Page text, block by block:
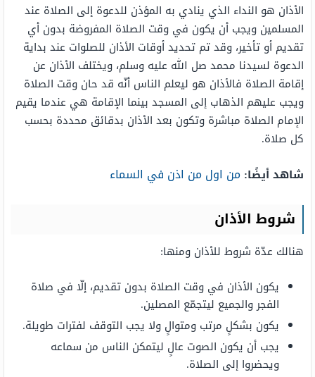
الأذان هو النداء الذي ينادي به المؤذن للدعوة إلى الصلاة عند
المسلمين ويجب أن يكون في وقت الصلاة المفروضة بدون أي
تقديم أو تأخير، وقد تم تحديد أوقات الأذان للصلوات عند بداية
الدعوة لسيدنا محمد صل الله عليه وسلم، ويختلف الأذان عن
إقامة الصلاة فالأذان هو ليعلم الناس أنّه قد حان وقت الصلاة
ويجب عليهم الذهاب إلى المسجد بينما الإقامة هي عندما يقيم
الإمام الصلاة مباشرة وتكون بعد الأذان بدقائق محددة بحسب
كل صلاة.
شاهد أيضًا: من اول من اذن في السماء
شروط الأذان
هنالك عدّة شروط للأذان ومنها:
يكون الأذان في وقت الصلاة بدون تقديم، إلّا في صلاة
الفجر والجميع ليتجمّع المصلين.
يكون بشكلٍ مرتب ومتوالٍ ولا يجب التوقف لفترات طويلة.
يجب أن يكون الصوت عالٍ ليتمكن الناس من سماعه
ويحضروا إلى الصلاة.